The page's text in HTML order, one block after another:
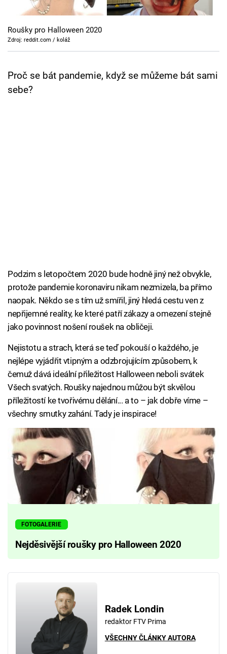
Cool Esport
Pořady
Sledujte prima+
Roušky pro Halloween 2020
Zdroj: reddit.com / koláž
Proč se bát pandemie, když se můžeme bát sami
sebe?
Podzim s letopočtem 2020 bude hodně jiný než obvykle,
protože pandemie koronaviru nikam nezmizela, ba přímo
naopak. Někdo se s tím už smířil, jiný hledá cestu ven z
nepřijemné reality, ke které patří zákazy a omezení stejně
jako povinnost nošení roušek na obličeji.
Nejistotu a strach, která se teď pokouší o každého, je
nejlépe vyjádřit vtipným a odzbrojujícím způsobem, k
čemuž dává ideální přiležitost Halloween neboli svátek
Všech svatých. Roušky najednou můžou být skvělou
příležitostí ke tvořivému dělání... a to – jak dobře víme –
všechny smutky zahání. Tady je inspirace!
FOTOGALERIE
Nejděsivější roušky pro Halloween 2020
Radek Londin
redaktor FTV Prima
VŠECHNY ČLÁNKY AUTORA